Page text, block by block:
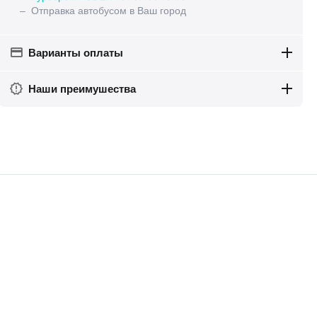
– Отправка автобусом в Ваш город
Варианты оплаты
Наши преимушества